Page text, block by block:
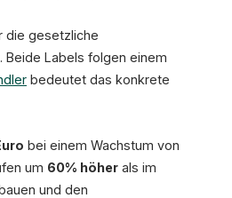
2 J.
Beweislastumkehr: 12 Monate
die gesetzliche
Labels folgen einem
bedeutet das konkrete
bei einem Wachstum von
um 60% höher als im
und den